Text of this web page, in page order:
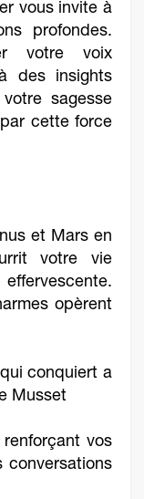
vous invite à
profondes.
votre voix
des insights
sagesse
cette force
et Mars en
votre vie
opèrent
conquiert a
Musset
vos
conversations